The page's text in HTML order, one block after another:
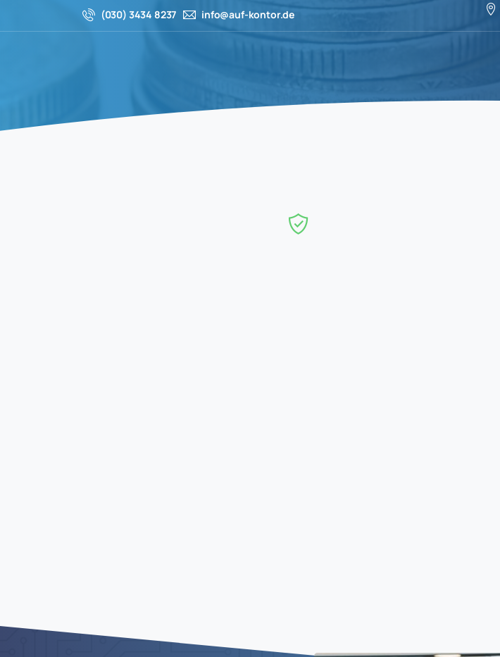
(030) 3434 8237 info@auf-kontor.de